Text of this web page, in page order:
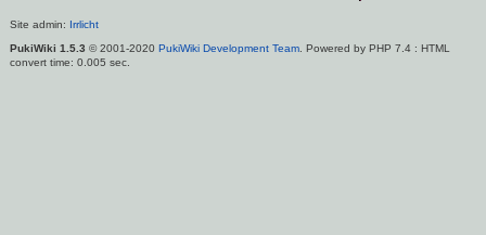
Site admin: Irrlicht
PukiWiki 1.5.3 © 2001-2020 PukiWiki Development Team. Powered by PHP 7.4 : HTML
convert time: 0.005 sec.